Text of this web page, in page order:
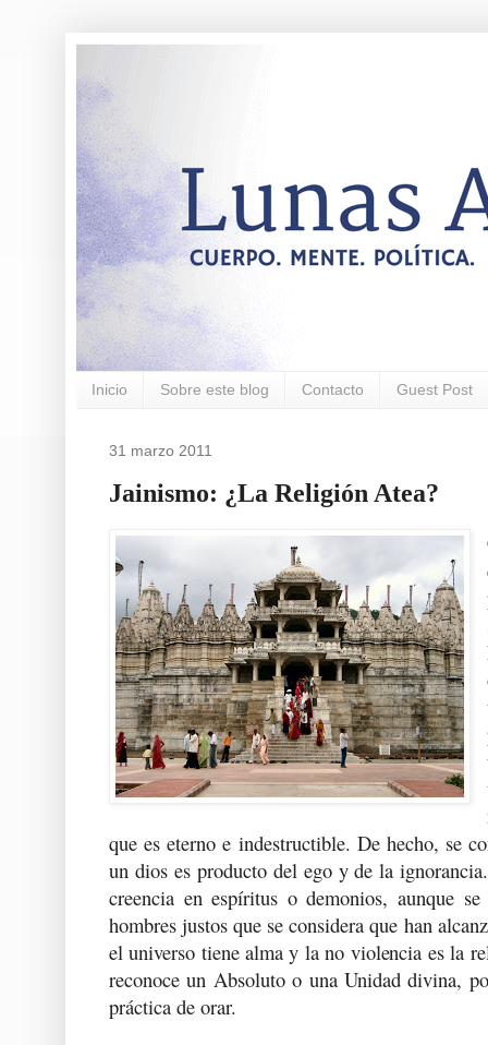
Inicio Sobre este blog Contacto Guest Post
31 marzo 2011
Jainismo: ¿La Religión Atea?
que es eterno e indestructible. De hecho, se
un dios es producto del ego y de la
creencia en espíritus o demonios, aunque se
hombres justos que se considera que han
el universo tiene alma y la no violencia es la
reconoce un Absoluto o una Unidad divina,
práctica de orar.